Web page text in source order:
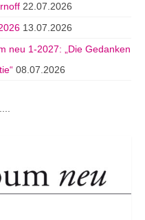
22.07.2026
13.07.2026
neu 1-2027: „Die Gedanken
08.07.2026